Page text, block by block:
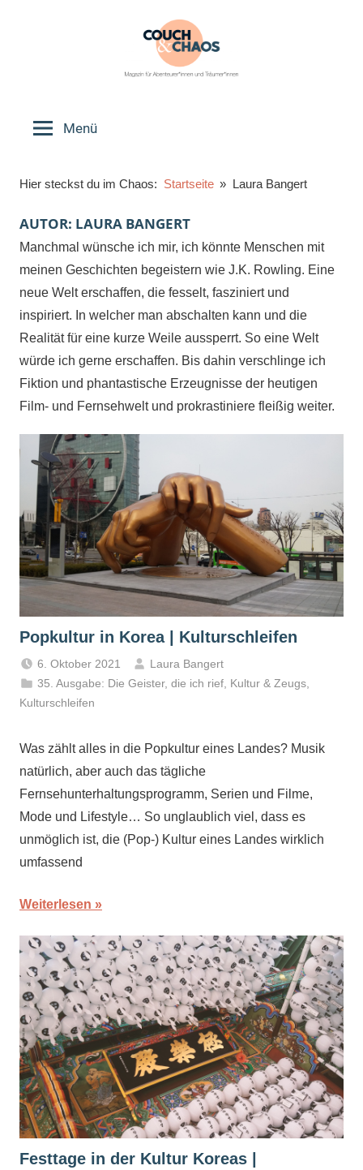
Chaos
Menü
Hier steckst du im Chaos: Startseite Laura Bangert
AUTOR: LAURA BANGERT
Manchmal wünsche ich mir, ich könnte Menschen mit
meinen Geschichten begeistern wie J.K. Rowling. Eine
neue Welt erschaffen, die fesselt, fasziniert und
inspiriert. In welcher man abschalten kann und die
Realität für eine kurze Weile aussperrt. So eine Welt
würde ich gerne erschaffen. Bis dahin verschlinge ich
Fiktion und phantastische Erzeugnisse der heutigen
Film- und Fernsehwelt und prokrastiniere fleißig weiter.
Popkultur in Korea | Kulturschleifen
6. Oktober 2021
Laura Bangert
35. Ausgabe: Die Geister, die ich rief Kultur & Zeugs
Kulturschleifen
Was zählt alles in die Popkultur eines Landes? Musik
natürlich, aber auch das tägliche
Fernsehunterhaltungsprogramm, Serien und Filme,
Mode und Lifestyle… So unglaublich viel, dass es
unmöglich ist, die (Pop-) Kultur eines Landes wirklich
umfassend
Weiterlesen
Festtage in der Kultur Koreas |